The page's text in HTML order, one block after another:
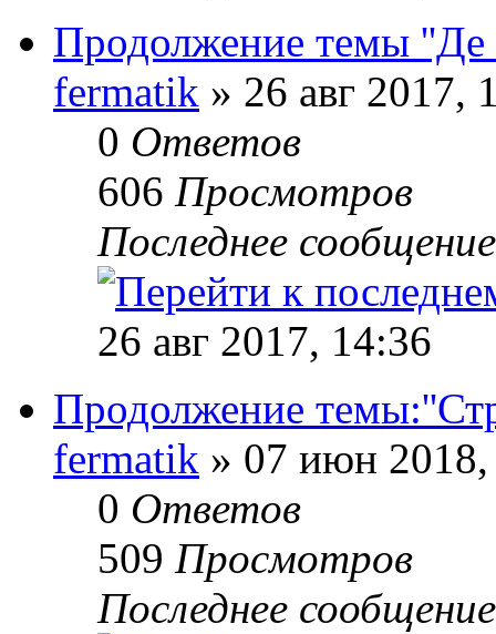
Продолжение темы ''Де
fermatik » 26 авг 2017,
0 Ответов
606 Просмотров
Последнее
26 авг 2017, 14:36
Продолжение
fermatik » 07 июн
0 Ответов
509 Просмотров
Последнее